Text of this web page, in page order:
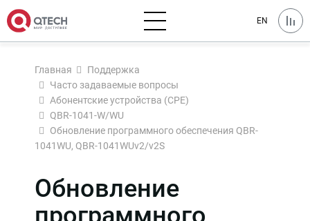
EN
Главная
Поддержка
Часто задаваемые вопросы
Абонентские устройства (CPE)
QBR-1041-W/WU
Обновление программного обеспечения QBR-
1041WU, QBR-1041WUv2/v2S
Обновление